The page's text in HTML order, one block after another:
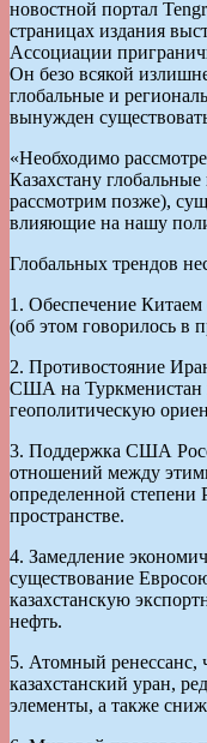
новостной портал
страницах издания
Ассоциации
Он безо всякой
глобальные и
вынужден
«Необходимо
Казахстану
рассмотрим позже),
влияющие на нашу
Глобальных трендов
1. Обеспечение Китаем
(об этом говорилось в
2. Противостояние
США на Туркменистан
геополитическую
3. Поддержка США
отношений между
определенной степени
пространстве.
4. Замедление
существование
казахстанскую
нефть.
5. Атомный ренессанс,
казахстанский уран,
элементы, а также